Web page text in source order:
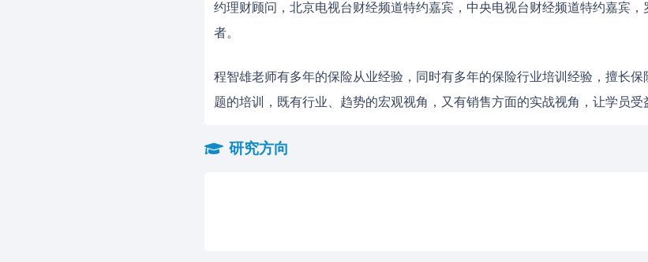
约理财顾问，北京电视台财经频道特约嘉宾，中央电视台财经频道特约嘉宾
者。
程智雄老师有多年的保险从业经验，同时有多年的保险行业培训经验，擅长
题的培训，既有行业、趋势的宏观视角，又有销售方面的实战视角，让学员受
研究方向